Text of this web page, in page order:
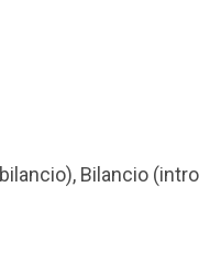
Bilancio